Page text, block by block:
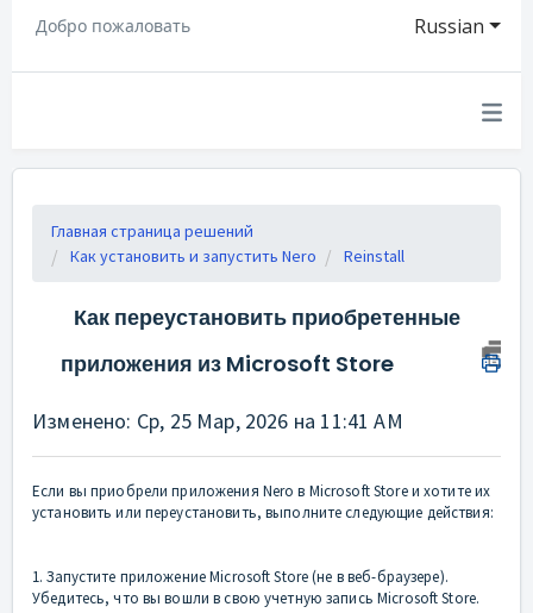
Russian
Добро пожаловать
Главная страница решений
Как установить и запустить Nero
Reinstall
Как переустановить приобретенные
приложения из Microsoft Store
Изменено: Ср, 25 Мар, 2026 на 11:41 AM
Если вы приобрели приложения Nero в Microsoft Store и хотите их
установить или переустановить, выполните следующие действия:
1. Запустите приложение Microsoft Store (не в веб-браузере).
Убедитесь, что вы вошли в свою учетную запись Microsoft Store.